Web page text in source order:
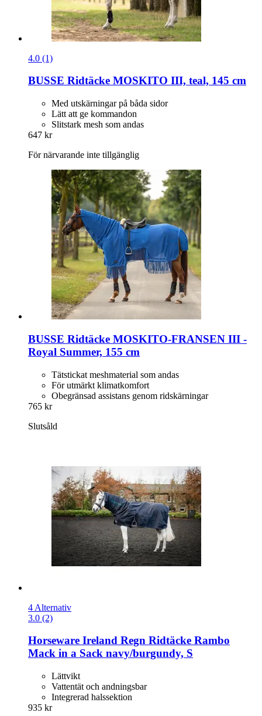
4.0 (1)
BUSSE Ridtäcke MOSKITO III, teal, 145 cm
Med utskärningar på båda sidor
Lätt att ge kommandon
Slitstark mesh som andas
647 kr
För närvarande inte tillgänglig
BUSSE Ridtäcke MOSKITO-​FRANSEN III -​
Royal Summer, 155 cm
Tätstickat meshmaterial som andas
För utmärkt klimatkomfort
Obegränsad assistans genom ridskärningar
765 kr
Slutsåld
4 Alternativ
3.0 (2)
Horseware Ireland Regn Ridtäcke Rambo
Mack in a Sack navy/burgundy, S
Lättvikt
Vattentät och andningsbar
Integrerad halssektion
935 kr